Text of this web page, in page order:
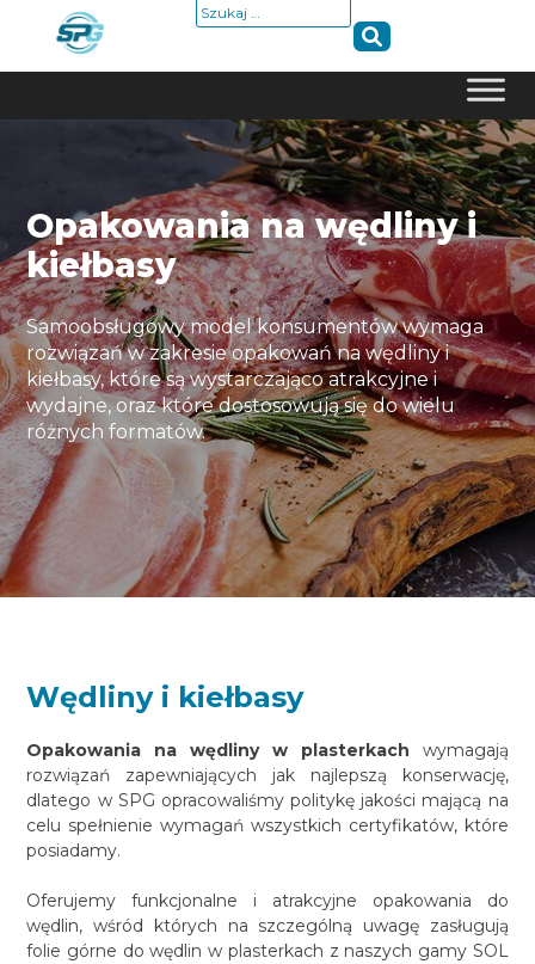
Szukaj:
Opakowania na wędliny i
kiełbasy
Samoobsługowy model konsumentów wymaga
rozwiązań w zakresie opakowań na wędliny i
kiełbasy, które są wystarczająco atrakcyjne i
wydajne, oraz które dostosowują się do wielu
różnych formatów.
Wędliny i kiełbasy
Opakowania na wędliny w plasterkach wymagają
rozwiązań zapewniających jak najlepszą konserwację,
dlatego w SPG opracowaliśmy politykę jakości mającą na
celu spełnienie wymagań wszystkich certyfikatów, które
posiadamy.
Oferujemy funkcjonalne i atrakcyjne opakowania do
wędlin, wśród których na szczególną uwagę zasługują
folie górne do wędlin w plasterkach z naszych gamy SOL